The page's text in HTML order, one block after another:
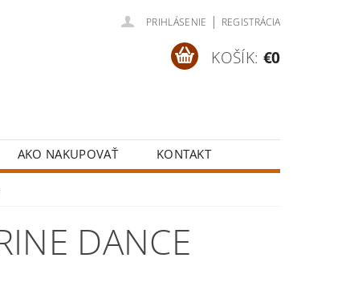
PRIHLÁSENIE | REGISTRÁCIA
KOŠÍK: €0
AKO NAKUPOVAŤ KONTAKT
DANCE